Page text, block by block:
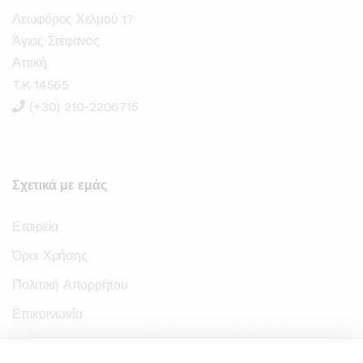
Λεωφόρος Χελμού 17
Άγιος Στέφανος
Αττική
T.K 14565
(+30) 210-2206715
Σχετικά με εμάς
Εταιρεία
Όροι Χρήσης
Πολιτική Απορρήτου
Επικοινωνία